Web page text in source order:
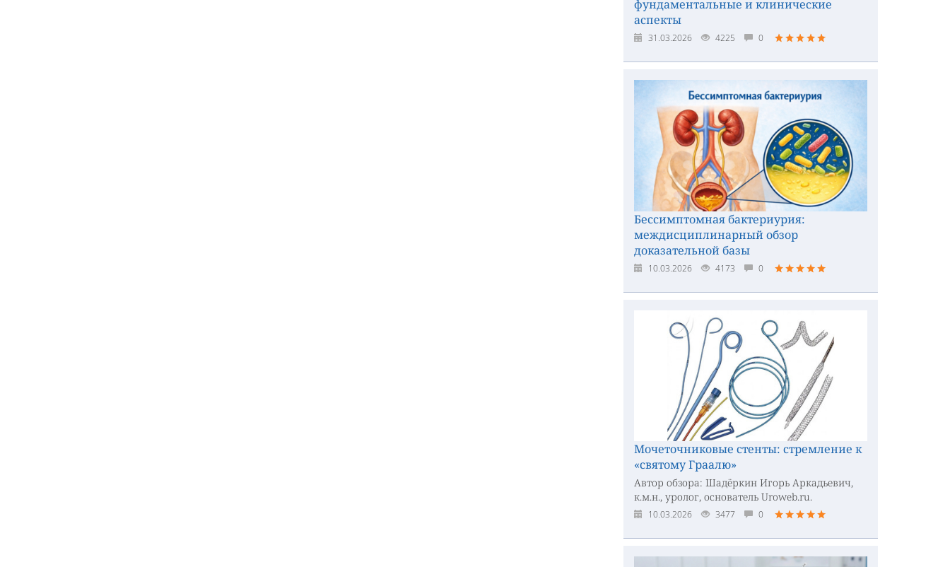
фундаментальные и клинические
аспекты
31.03.2026 4225 0
Бессимптомная бактериурия:
междисциплинарный обзор
доказательной базы
10.03.2026 4173 0
Мочеточниковые стенты: стремление к
«святому Граалю»
Автор обзора: Шадёркин Игорь Аркадьевич,
к.м.н., уролог, основатель Uroweb.ru.
10.03.2026 3477 0